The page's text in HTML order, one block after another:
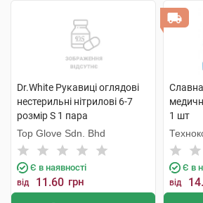
Dr.White Рукавиці оглядові
нестерильні нітрилові 6-7
розмір S 1 пара
Top Glove Sdn. Bhd
Є в наявності
від 11.60 грн
1 шт
Є в
від